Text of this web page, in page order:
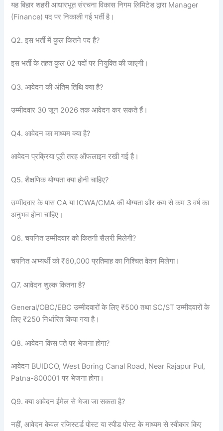
यह बिहार शहरी आधारभूत संरचना विकास निगम लिमिटेड द्वारा Manager
(Finance) पद पर निकाली गई भर्ती है।
Q2. इस भर्ती में कुल कितने पद हैं?
इस भर्ती के तहत कुल 02 पदों पर नियुक्ति की जाएगी।
Q3. आवेदन की अंतिम तिथि क्या है?
उम्मीदवार 30 जून 2026 तक आवेदन कर सकते हैं।
Q4. आवेदन का माध्यम क्या है?
आवेदन प्रक्रिया पूरी तरह ऑफलाइन रखी गई है।
Q5. शैक्षणिक योग्यता क्या होनी चाहिए?
उम्मीदवार के पास CA या ICWA/CMA की योग्यता और कम से कम 3 वर्ष का
अनुभव होना चाहिए।
Q6. चयनित उम्मीदवार को कितनी सैलरी मिलेगी?
चयनित अभ्यर्थी को ₹60,000 प्रतिमाह का निश्चित वेतन मिलेगा।
Q7. आवेदन शुल्क कितना है?
General/OBC/EBC उम्मीदवारों के लिए ₹500 तथा SC/ST उम्मीदवारों के
लिए ₹250 निर्धारित किया गया है।
Q8. आवेदन किस पते पर भेजना होगा?
आवेदन BUIDCO, West Boring Canal Road, Near Rajapur Pul,
Patna-800001 पर भेजना होगा।
Q9. क्या आवेदन ईमेल से भेजा जा सकता है?
नहीं, आवेदन केवल रजिस्टर्ड पोस्ट या स्पीड पोस्ट के माध्यम से स्वीकार किए